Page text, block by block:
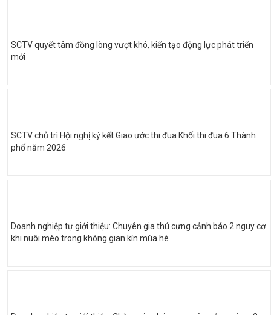
SCTV quyết tâm đồng lòng vượt khó, kiến tạo động lực phát triển
mới
SCTV chủ trì Hội nghị ký kết Giao ước thi đua Khối thi đua 6 Thành
phố năm 2026
Doanh nghiệp tự giới thiệu: Chuyên gia thú cưng cảnh báo 2 nguy cơ
khi nuôi mèo trong không gian kín mùa hè